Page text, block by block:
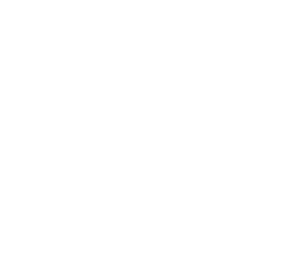
bei
unser "neuer"
Transportieren. Einfach